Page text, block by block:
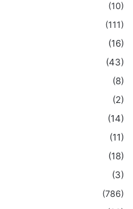
(10)
(111)
(16)
(43)
(8)
(2)
(14)
(11)
(18)
(3)
(786)